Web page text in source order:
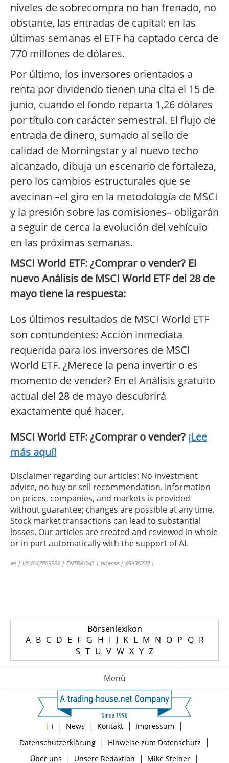
niveles de sobrecompra no han frenado, no
obstante, las entradas de capital: en las
últimas semanas el ETF ha captado cerca de
770 millones de dólares.
Por último, los inversores orientados a
renta por dividendo tienen una cita el 15 de
junio, cuando el fondo reparta 1,26 dólares
por título con carácter semestral. El flujo de
entrada de dinero, sumado al sello de
calidad de Morningstar y al nuevo techo
alcanzado, dibuja un escenario de fortaleza,
pero los cambios estructurales que se
avecinan –el giro en la metodología de MSCI
y la presión sobre las comisiones– obligarán
a seguir de cerca la evolución del vehículo
en las próximas semanas.
MSCI World ETF: ¿Comprar o vender? El
nuevo Análisis de MSCI World ETF del 28 de
mayo tiene la respuesta:
Los últimos resultados de MSCI World ETF
son contundentes: Acción inmediata
requerida para los inversores de MSCI
World ETF. ¿Merece la pena invertir o es
momento de vender? En el Análisis gratuito
actual del 28 de mayo descubrirá
exactamente qué hacer.
MSCI World ETF: ¿Comprar o vender? ¡Lee
más aquí!
Disclaimer regarding our articles: No investment
advice, no buy or sell recommendation. Information
on prices, companies, and markets is provided
without guarantee; changes are possible at any time.
Stock market transactions can lead to substantial
losses. Our articles are created and reviewed in whole
or in part automatically with the support of AI.
es | US4642863926 | ENTRADAS | boerse | 69436233 |
Börsenlexikon
A B C D E F G H I J K L M N O P Q R
S T U V W X Y Z
Menü
| i | News | Kontakt | Impressum |
Datenschutzerklärung| Hinweise zum Datenschutz |
Über uns | Unsere Redaktion | Mike Steiner|